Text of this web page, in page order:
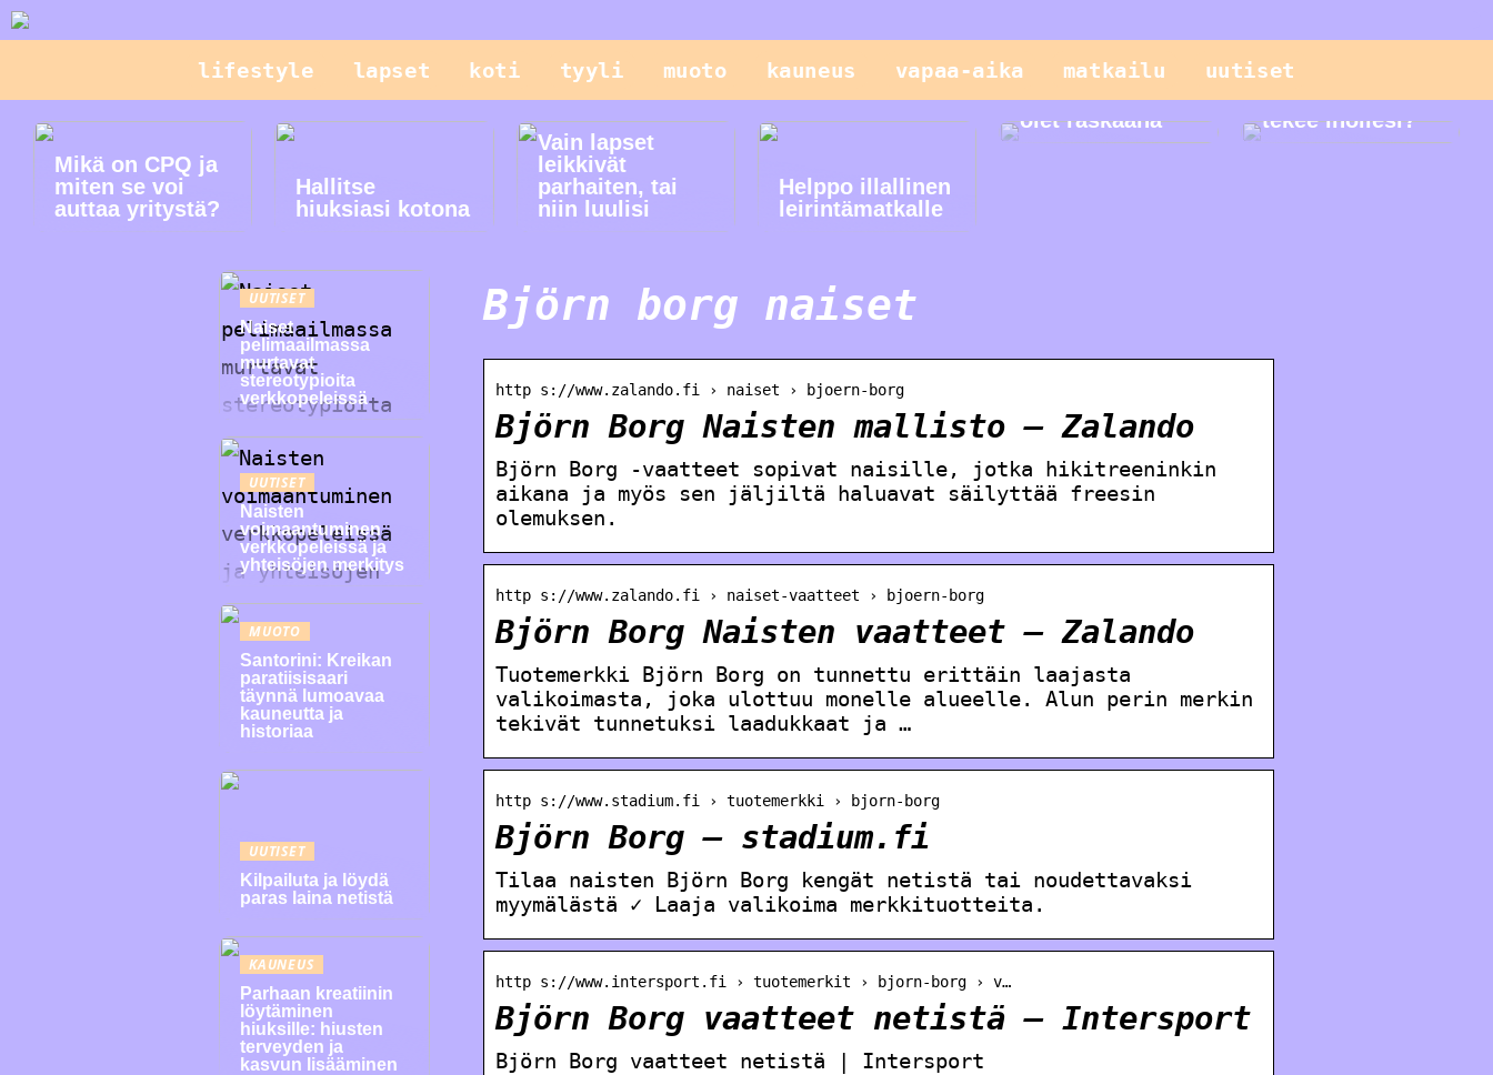
lifestyle lapset koti tyyli muoto kauneus vapaa-aika matkailu uutiset
Mikä on CPQ ja
miten se voi
auttaa yritystä?
Hallitse
hiuksiasi kotona
Vain lapset
leikkivät
parhaiten, tai
niin luulisi
Helppo illallinen
leirintämatkalle
geneettisistä
testeistä, kun
olet raskaana
Mitä seerumi
tekee ihollesi?
Björn borg naiset
http s://www.zalando.fi › naiset › bjoern-borg
Björn Borg Naisten mallisto – Zalando
Björn Borg -vaatteet sopivat naisille, jotka hikitreeninkin
aikana ja myös sen jäljiltä haluavat säilyttää freesin
olemuksen.
http s://www.zalando.fi › naiset-vaatteet › bjoern-borg
Björn Borg Naisten vaatteet – Zalando
Tuotemerkki Björn Borg on tunnettu erittäin laajasta
valikoimasta, joka ulottuu monelle alueelle. Alun perin merkin
tekivät tunnetuksi laadukkaat ja …
http s://www.stadium.fi › tuotemerkki › bjorn-borg
Björn Borg – stadium.fi
Tilaa naisten Björn Borg kengät netistä tai noudettavaksi
myymälästä ✓ Laaja valikoima merkkituotteita.
http s://www.intersport.fi › tuotemerkit › bjorn-borg › v…
Björn Borg vaatteet netistä – Intersport
Björn Borg vaatteet netistä | Intersport
UUTISET
Naiset
pelimaailmassa
murtavat
stereotypioita
verkkopeleissä
UUTISET
Naisten
voimaantuminen
verkkopeleissä ja
yhteisöjen merkitys
MUOTO
Santorini: Kreikan
paratiisisaari
täynnä lumoavaa
kauneutta ja
historiaa
UUTISET
Kilpailuta ja löydä
paras laina netistä
KAUNEUS
Parhaan kreatiinin
löytäminen
hiuksille: hiusten
terveyden ja
kasvun lisääminen